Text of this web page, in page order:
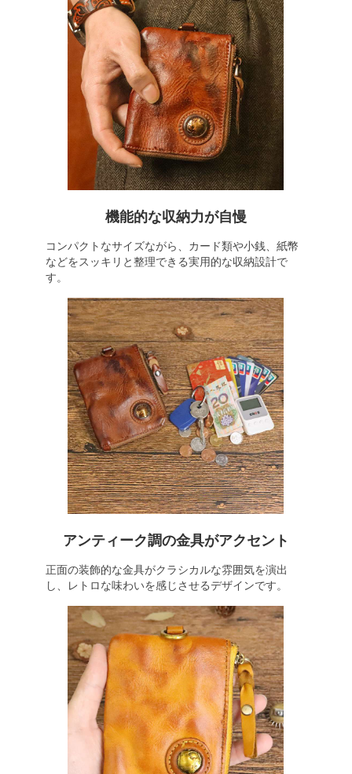
機能的な収納力が自慢
コンパクトなサイズながら、カード類や小銭、紙幣
などをスッキリと整理できる実用的な収納設計で
す。
アンティーク調の金具がアクセント
正面の装飾的な金具がクラシカルな雰囲気を演出
し、レトロな味わいを感じさせるデザインです。